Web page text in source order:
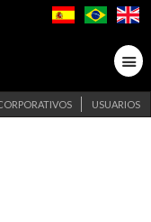
USUARIOS